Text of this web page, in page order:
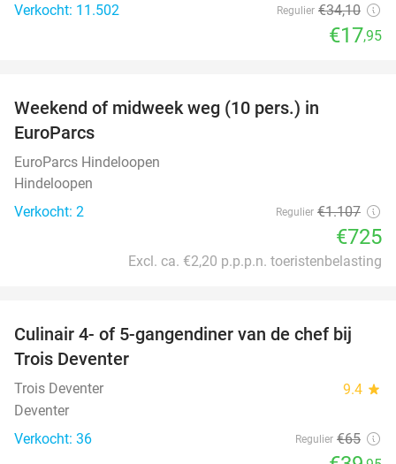
Verkocht: 11.502
Regulier €34,10
€17,95
Weekend of midweek weg (10 pers.) in
EuroParcs
EuroParcs Hindeloopen
Hindeloopen
Verkocht: 2
Regulier €1.107
€725
Excl. ca. €2,20 p.p.p.n. toeristenbelasting
39%
Culinair 4- of 5-gangendiner van de chef bij
Trois Deventer
Trois Deventer 9.4 star
Deventer
Verkocht: 36
Regulier €65